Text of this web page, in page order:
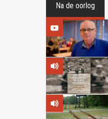
Na de oorlog